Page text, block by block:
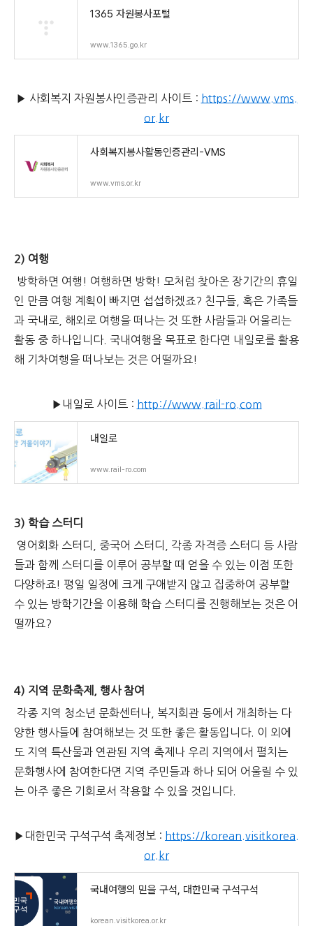
1365 자원봉사포털
www.1365.go.kr
▶ 사회복지 자원봉사인증관리 사이트 : https://www.vms.
or.kr
사회복지봉사활동인증관리-VMS
www.vms.or.kr
2) 여행
방학하면 여행! 여행하면 방학! 모처럼 찾아온 장기간의 휴일
인 만큼 여행 계획이 빠지면 섭섭하겠죠? 친구들, 혹은 가족들
과 국내로, 해외로 여행을 떠나는 것 또한 사람들과 어울리는
활동 중 하나입니다. 국내여행을 목표로 한다면 내일로를 활용
해 기차여행을 떠나보는 것은 어떨까요!
▶내일로 사이트 : http://www.rail-ro.com
내일로
www.rail-ro.com
3) 학습 스터디
영어회화 스터디, 중국어 스터디, 각종 자격증 스터디 등 사람
들과 함께 스터디를 이루어 공부할 때 얻을 수 있는 이점 또한
다양하죠! 평일 일정에 크게 구애받지 않고 집중하여 공부할
수 있는 방학기간을 이용해 학습 스터디를 진행해보는 것은 어
떨까요?
4) 지역 문화축제, 행사 참여
각종 지역 청소년 문화센터나, 복지회관 등에서 개최하는 다
양한 행사들에 참여해보는 것 또한 좋은 활동입니다. 이 외에
도 지역 특산물과 연관된 지역 축제나 우리 지역에서 펼치는
문화행사에 참여한다면 지역 주민들과 하나 되어 어울릴 수 있
는 아주 좋은 기회로서 작용할 수 있을 것입니다.
▶대한민국 구석구석 축제정보 : https://korean.visitkorea.
or.kr
국내여행의 믿을 구석, 대한민국 구석구석
korean.visitkorea.or.kr